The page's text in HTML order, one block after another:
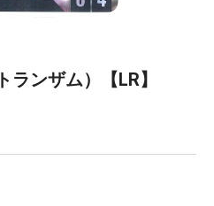
ンザム）【LR】